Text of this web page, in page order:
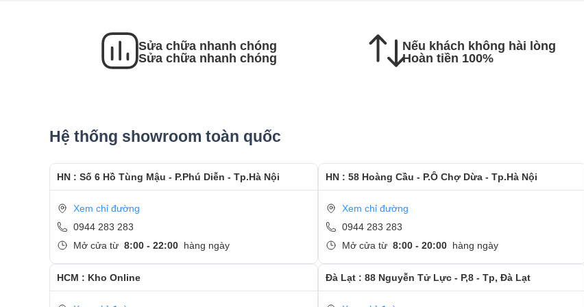
- Bàn Giao máy lại cho khách hàng !
Cảm ơn quý khách đã dành thời gian tham khảo và quan tâm tới dịch vụ thay màn hình tại Ngọc
Sửa chữa nhanh chóng
Sửa chữa nhanh chóng
Nếu khách không hài lòng
Hoàn tiền 100%
Hệ thống showroom toàn quốc
HN : Số 6 Hồ Tùng Mậu - P.Phú Diễn - Tp.Hà Nội
Xem chỉ đường
0944 283 283
Mở cửa từ 8:00 - 22:00 hàng ngày
HN : 58 Hoàng Cầu - P.Ô Chợ Dừa - Tp.Hà Nội
Xem chỉ đường
0944 283 283
Mở cửa từ 8:00 - 20:00 hàng ngày
HCM : Kho Online Đà Lạt : 88 Nguyễn Tử Lực - P,8 - Tp, Đà Lạt